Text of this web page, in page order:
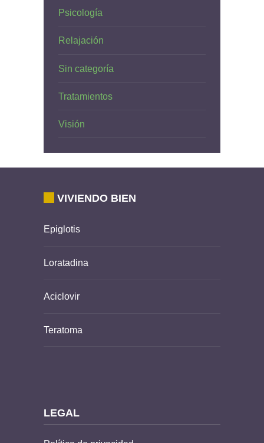
Psicología
Relajación
Sin categoría
Tratamientos
Visión
VIVIENDO BIEN
Epiglotis
Loratadina
Aciclovir
Teratoma
LEGAL